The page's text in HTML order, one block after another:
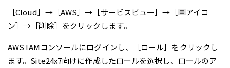
［Cloud］→［AWS］→［サービスビュー］→［
アイコ
ン］→［削除］をクリックします。
AWS IAMコンソールにログインし、［ロール］をクリックし
ます。Site24x7向けに作成したロールを選択し、ロールのア